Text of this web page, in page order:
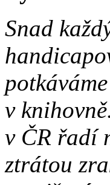
Snad
v
v ČR řadí
ztrátou